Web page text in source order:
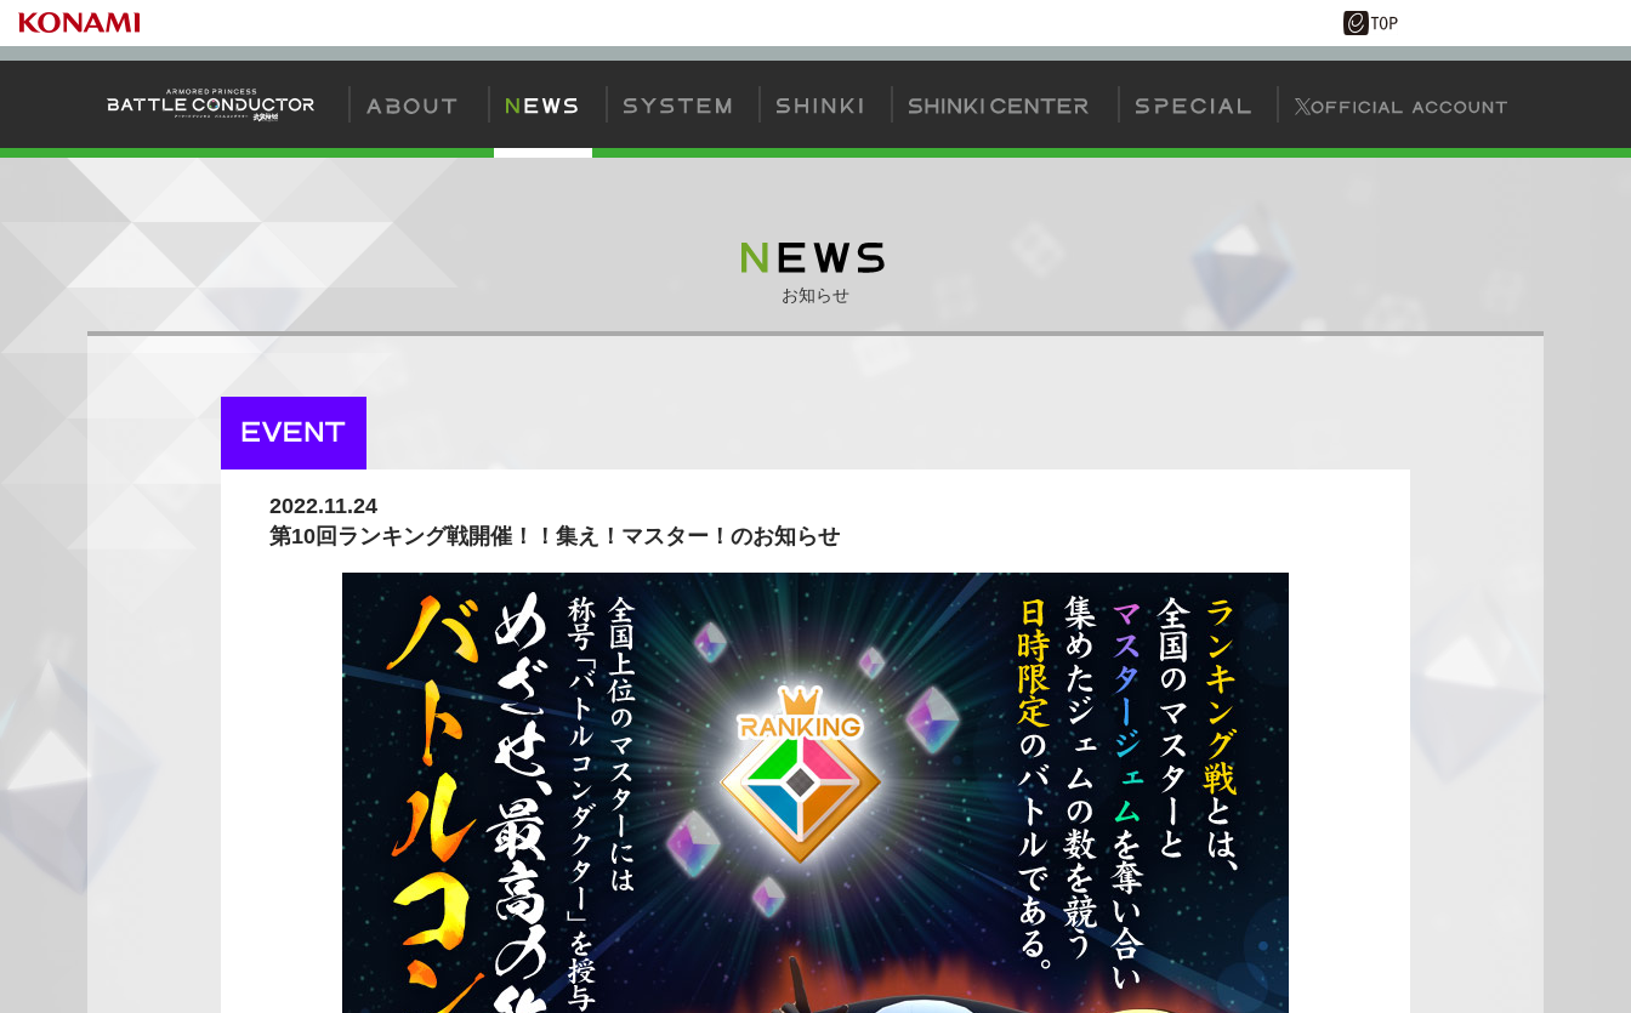
お知らせ
2022.11.24
第10回ランキング戦開催！！集え！マスター！のお知らせ